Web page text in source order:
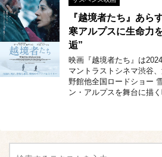
『越境者たち』あら
寒アルプスに生命力
逅”
映画『越境者たち』は
マントラストシネマ渋谷
野館他全国ロードショー
ン・アルプスを舞台に描